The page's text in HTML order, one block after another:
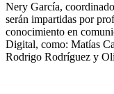
Nery García,
serán impartidas por
conocimiento en
Digital, como: Matías
Rodrigo Rodríguez y